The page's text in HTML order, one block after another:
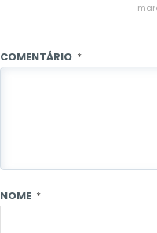
COMENTÁRIO *
NOME *